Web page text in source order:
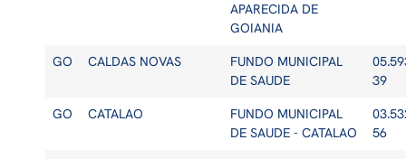
APARECIDA DE
GOIANIA
GO CALDAS NOVAS
FUNDO MUNICIPAL
DE SAUDE
39
GO CATALAO
FUNDO MUNICIPAL
DE SAUDE - CATALAO
56